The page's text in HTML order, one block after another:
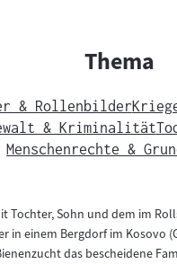
Thema
& Rollenbilder
& Kriminalität
Menschenrechte &
Tochter, Sohn und dem im
in einem Bergdorf im Kosovo
das bescheidene